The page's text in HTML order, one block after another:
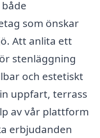
som önskar
Att anlita ett
stenläggning
och estetiskt
uppfart, terrass
av vår plattform
erbjudanden